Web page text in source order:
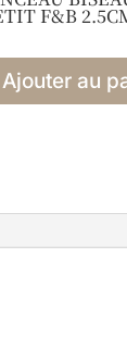
F&B
Ajouter au